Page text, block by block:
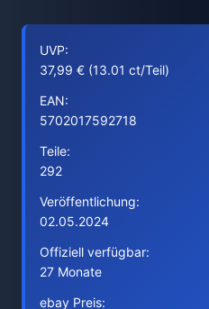
UVP:
37,99 € (13.01 ct/Teil)
EAN:
5702017592718
Teile:
292
Veröffentlichung:
02.05.2024
Offiziell verfügbar:
27 Monate
ebay Preis: